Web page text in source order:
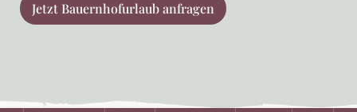
Jetzt Bauernhofurlaub anfragen